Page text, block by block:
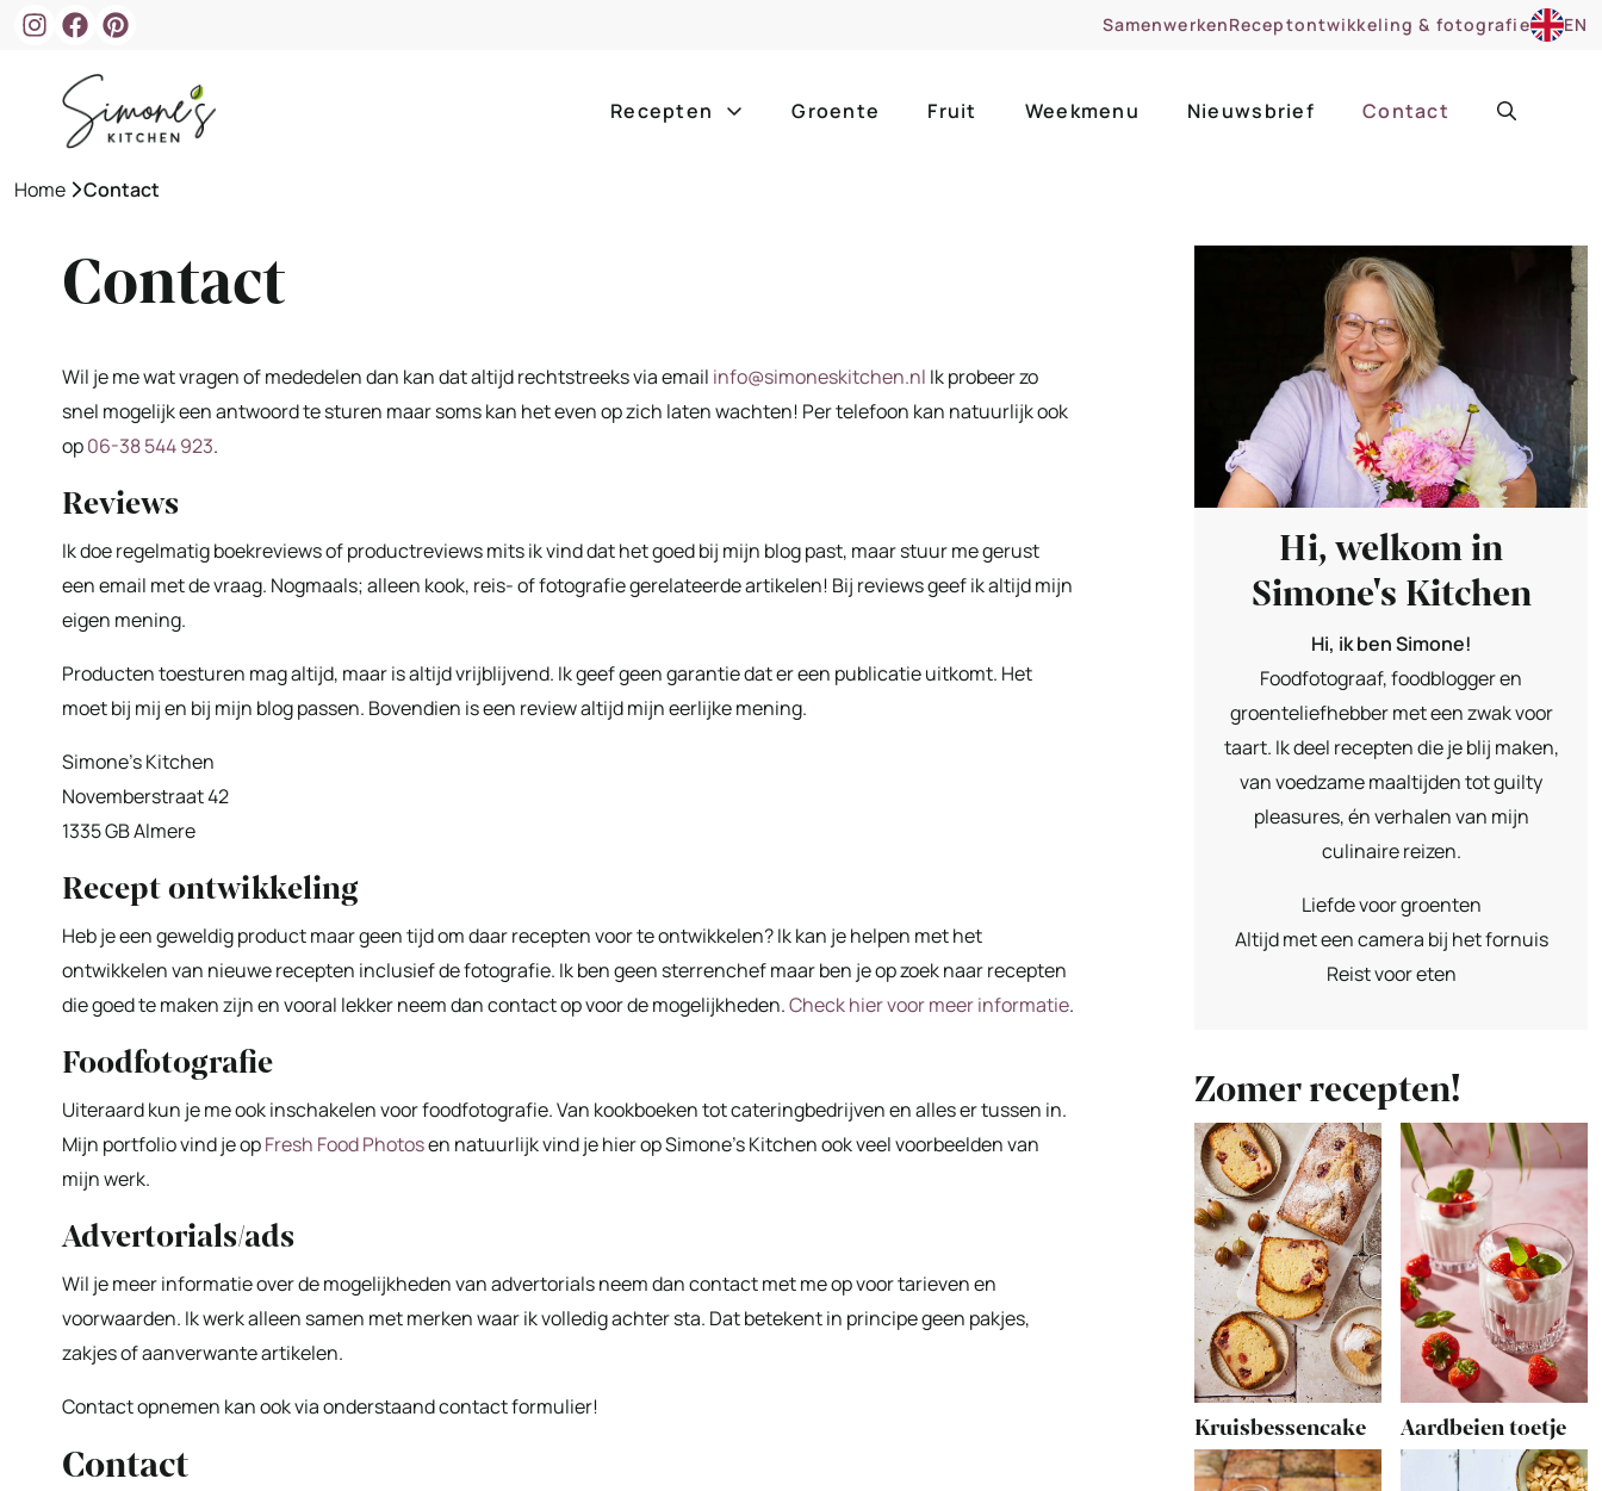
SamenwerkenReceptontwikkeling & fotografie EN
Recepten
borrelhapjes desserts
zomer
Groente Fruit Weekmenu Nieuwsbrief Contact
Home »Contact
Contact
Wil je me wat vragen of mededelen dan kan dat altijd rechtstreeks via email info@simoneskitchen.nl Ik probeer zo
snel mogelijk een antwoord te sturen maar soms kan het even op zich laten wachten! Per telefoon kan natuurlijk ook
op06-38 544 923.
Reviews
Ik doe regelmatig boekreviews of productreviews mits ik vind dat het goed bij mijn blog past, maar stuur me gerust
een email met de vraag. Nogmaals; alleen kook, reis- of fotografie gerelateerde artikelen! Bij reviews geef ik altijd mijn
eigen mening.
Producten toesturen mag altijd, maar is altijd vrijblijvend. Ik geef geen garantie dat er een publicatie uitkomt. Het
moet bij mij en bij mijn blog passen. Bovendien is een review altijd mijn eerlijke mening.
Simone’s Kitchen
Novemberstraat 42
1335 GB Almere
Recept ontwikkeling
Heb je een geweldig product maar geen tijd om daar recepten voor te ontwikkelen? Ik kan je helpen met het
ontwikkelen van nieuwe recepten inclusief de fotografie. Ik ben geen sterrenchef maar ben je op zoek naar recepten
die goed te maken zijn en vooral lekker neem dan contact op voor de mogelijkheden.Check hier voor meer informatie.
Foodfotografie
Uiteraard kun je me ook inschakelen voor foodfotografie. Van kookboeken tot cateringbedrijven en alles er tussen in.
Mijn portfolio vind je opFresh Food Photosen natuurlijk vind je hier op Simone’s Kitchen ook veel voorbeelden van
mijn werk.
Advertorials/ads
Wil je meer informatie over de mogelijkheden van advertorials neem dan contact met me op voor tarieven en
voorwaarden. Ik werk alleen samen met merken waar ik volledig achter sta. Dat betekent in principe geen pakjes,
zakjes of aanverwante artikelen.
Contact opnemen kan ook via onderstaand contact formulier!
Contact
Hi, welkom in
Simone's Kitchen
Hi, ik ben Simone!
Foodfotograaf, foodblogger en
groenteliefhebber met een zwak voor
taart. Ik deel recepten die je blij maken,
van voedzame maaltijden tot guilty
pleasures, én verhalen van mijn
culinaire reizen.
Liefde voor groenten
Altijd met een camera bij het fornuis
Reist voor eten
Zomer recepten!
Kruisbessencake Aardbeien toetje